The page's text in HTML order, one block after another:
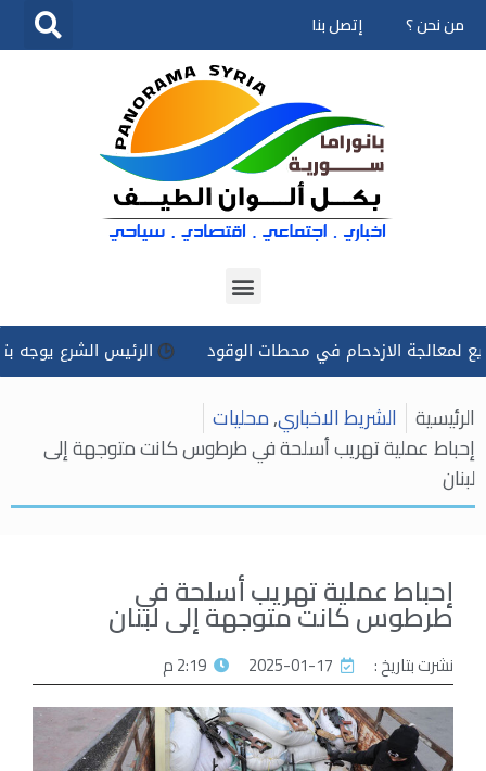
تخطى
من نحن ؟ إتصل بنا
الازدحام في محطات الوقود الرئيس الشرع يوجه بتسخير
الرئيسية الشريط الاخباري,محليات
إحباط عملية تهريب أسلحة في طرطوس كانت متوجهة إلى
لبنان
إحباط عملية تهريب أسلحة في
طرطوس كانت متوجهة إلى لبنان
نشرت بتاريخ : 2025-01-17 2:19 م